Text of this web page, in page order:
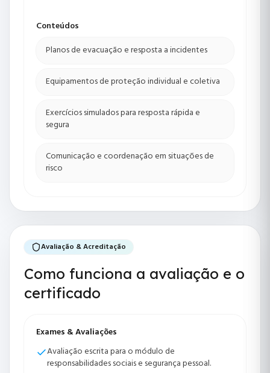
Conteúdos
Planos de evacuação e resposta a incidentes
Equipamentos de proteção individual e coletiva
Exercícios simulados para resposta rápida e
segura
Comunicação e coordenação em situações de
risco
Avaliação & Acreditação
Como funciona a avaliação e o
certificado
Exames & Avaliações
Avaliação escrita para o módulo de
responsabilidades sociais e segurança pessoal.